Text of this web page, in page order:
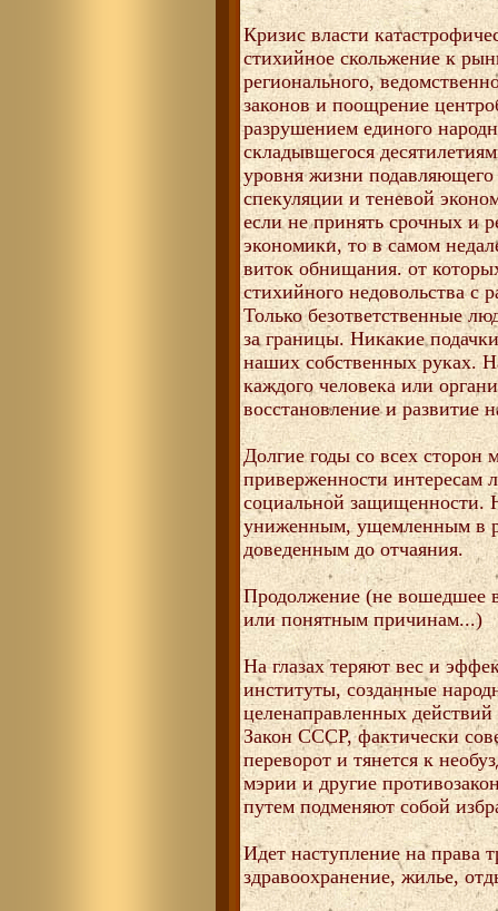
Кризис власти
стихийное скольжение к
регионального,
законов и поощрение
разрушением единого
складывшегося
уровня жизни
спекуляции и теневой
если не принять срочных и
экономики, то в самом
виток обнищания. от
стихийного недовольства с
Только безответственные
за границы. Никакие
наших собственных руках.
каждого человека или
восстановление и развитие
Долгие годы со всех
приверженности интересам
социальной защищенности.
униженным, ущемленным в
доведенным до отчаяния.
Продолжение (не вошедшее
или понятным причинам...)
На глазах теряют вес и
институты, созданные
целенаправленных
Закон СССР, фактически
переворот и тянется к
мэрии и другие
путем подменяют собой
Идет наступление на права
здравоохранение, жилье,